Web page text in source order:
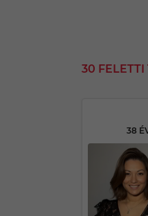
30 FELETTI
38